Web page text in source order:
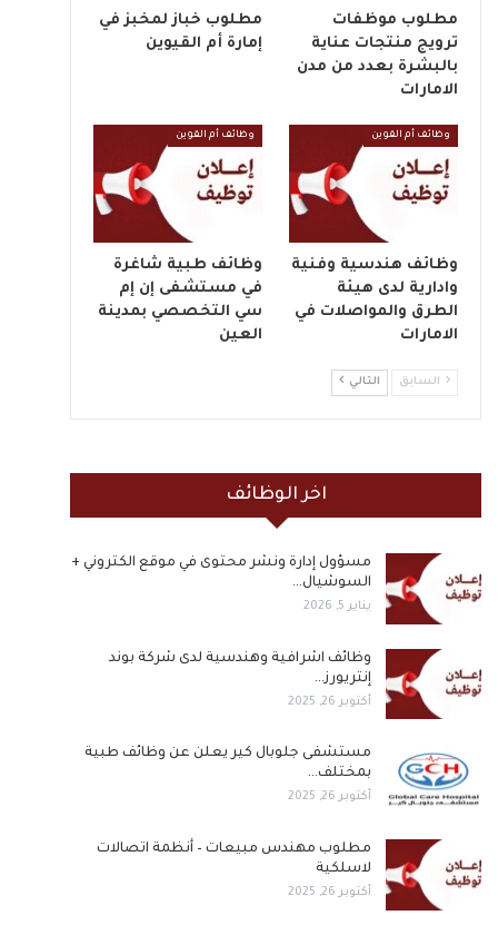
مطلوب موظفات
ترويج منتجات عناية
بالبشرة بعدد من مدن
الامارات
مطلوب خباز لمخبز في
إمارة أم القيوين
وظائف أم القوين
وظائف هندسية وفنية
وادارية لدى هيئة
الطرق والمواصلات في
الامارات
وظائف أم القوين
وظائف طبية شاغرة
في مستشفى إن إم
سي التخصصي بمدينة
العين
السابق التالي
اخر الوظائف
مسؤول إدارة ونشر محتوى في موقع الكتروني +
السوشيال…
يناير 5, 2026
وظائف اشرافية وهندسية لدى شركة بوند
إنتريورز…
أكتوبر 26, 2025
مستشفى جلوبال كير يعلن عن وظائف طبية
بمختلف…
أكتوبر 26, 2025
مطلوب مهندس مبيعات – أنظمة اتصالات
لاسلكية
أكتوبر 26, 2025